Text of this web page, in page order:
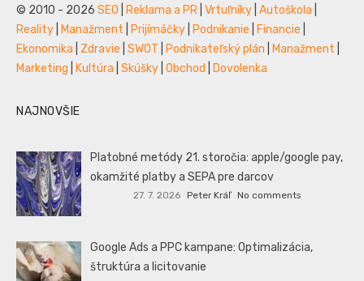
© 2010 - 2026 SEO Reklama a PR Vrtuľníky Autoškola
Reality
Manažment Prijímáčky Podnikanie Financie
Ekonomika
Zdravie SWOT Podnikateľský plán Manažment
Marketing
Kultúra Skúšky Obchod Dovolenka
NAJNOVŠIE
Platobné metódy 21. storočia: apple/google pay,
okamžité platby a SEPA pre darcov
27. 7. 2026 Peter Kráľ No comments
Google Ads a PPC kampane: Optimalizácia,
štruktúra a licitovanie